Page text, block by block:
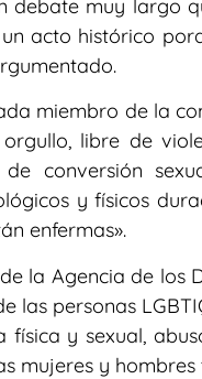
debate muy largo
acto histórico
miembro de la
libre de
conversión
y físicos
enfermas».
la Agencia de los
las personas
física y sexual,
mujeres y hombres